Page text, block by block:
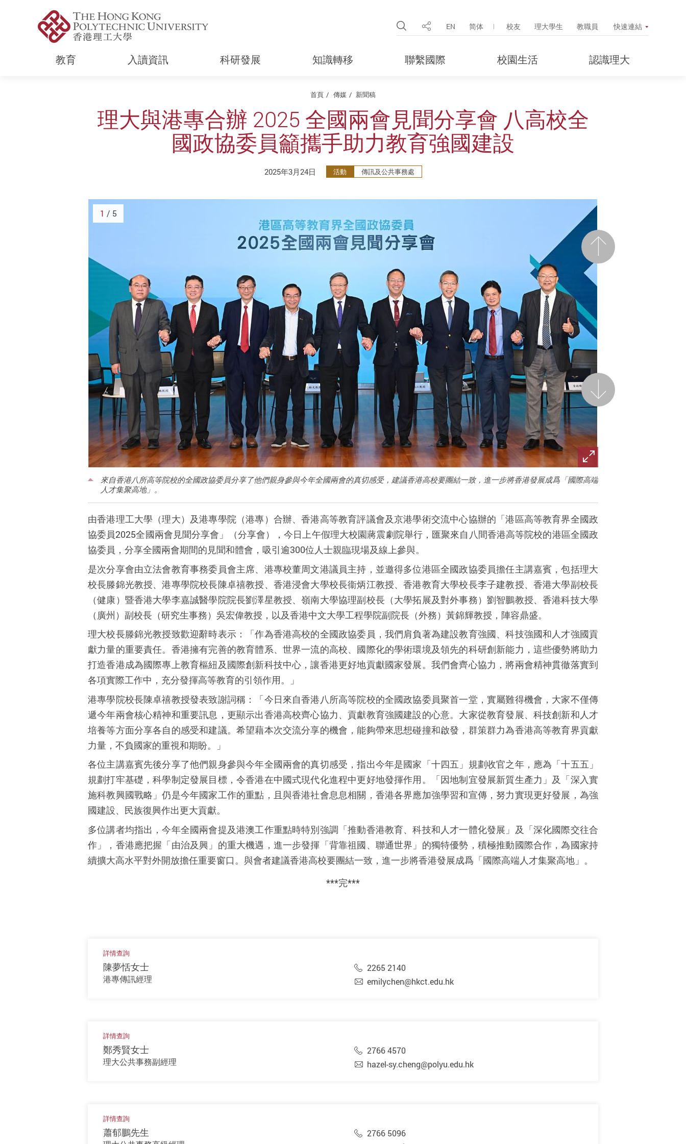
Open Site Search Popup
分享 EN 简体 校友 理大學生 教職員 快速連結
教育 入讀資訊 科研發展 知識轉移 聯繫國際 校園生活 認識理大
首頁 傳媒 新聞稿
理大與港專合辦 2025 全國兩會見聞分享會 八高校全
國政協委員籲攜手助力教育強國建設
2025年3月24日 活動 傳訊及公共事務處
前一頁
來自香港八所高等院校的全國政協委員分享了他們親身參與今年全國兩會的真切感受，建議香港高校要團結一致，進一步將香港發展成爲「國際高端
人才集聚高地」。
後一頁
1 / 5
由香港理工大學（理大）及港專學院（港專）合辦、香港高等教育評議會及京港學術交流中心協辦的「港區高等教育界全國政
協委員2025全國兩會見聞分享會」（分享會），今日上午假理大校園蔣震劇院舉行，匯聚來自八間香港高等院校的港區全國政
協委員，分享全國兩會期間的見聞和體會，吸引逾300位人士親臨現場及線上參與。
是次分享會由立法會教育事務委員會主席、港專校董周文港議員主持，並邀得多位港區全國政協委員擔任主講嘉賓，包括理大
校長滕錦光教授、港專學院校長陳卓禧教授、香港浸會大學校長衞炳江教授、香港教育大學校長李子建教授、香港大學副校長
（健康）暨香港大學李嘉誠醫學院院長劉澤星教授、嶺南大學協理副校長（大學拓展及對外事務）劉智鵬教授、香港科技大學
（廣州）副校長（研究生事務）吳宏偉教授，以及香港中文大學工程學院副院長（外務）黃錦輝教授，陣容鼎盛。
理大校長滕錦光教授致歡迎辭時表示：「作為香港高校的全國政協委員，我們肩負著為建設教育強國、科技強國和人才強國貢
獻力量的重要責任。香港擁有完善的教育體系、世界一流的高校、國際化的學術環境及領先的科研創新能力，這些優勢將助力
打造香港成為國際專上教育樞紐及國際創新科技中心，讓香港更好地貢獻國家發展。我們會齊心協力，將兩會精神貫徹落實到
各項實際工作中，充分發揮高等教育的引領作用。」
港專學院校長陳卓禧教授發表致謝詞稱：「今日來自香港八所高等院校的全國政協委員聚首一堂，實屬難得機會，大家不僅傳
遞今年兩會核心精神和重要訊息，更顯示出香港高校齊心協力、貢獻教育強國建設的心意。大家從教育發展、科技創新和人才
培養等方面分享各自的感受和建議。希望藉本次交流分享的機會，能夠帶來思想碰撞和啟發，群策群力為香港高等教育界貢獻
力量，不負國家的重視和期盼。」
各位主講嘉賓先後分享了他們親身參與今年全國兩會的真切感受，指出今年是國家「十四五」規劃收官之年，應為「十五五」
規劃打牢基礎，科學制定發展目標，令香港在中國式現代化進程中更好地發揮作用。「因地制宜發展新質生產力」及「深入實
施科教興國戰略」仍是今年國家工作的重點，且與香港社會息息相關，香港各界應加強學習和宣傳，努力實現更好發展，為強
國建設、民族復興作出更大貢獻。
多位講者均指出，今年全國兩會提及港澳工作重點時特別強調「推動香港教育、科技和人才一體化發展」及「深化國際交往合
作」，香港應把握「由治及興」的重大機遇，進一步發揮「背靠祖國、聯通世界」的獨特優勢，積極推動國際合作，為國家持
續擴大高水平對外開放擔任重要窗口。與會者建議香港高校要團結一致，進一步將香港發展成爲「國際高端人才集聚高地」。
***完***
詳情查詢
陳夢恬女士
港專傳訊經理
2265 2140
emilychen@hkct.edu.hk
詳情查詢
鄭秀賢女士
理大公共事務副經理
2766 4570
hazel-sy.cheng@polyu.edu.hk
詳情查詢
蕭郁鵬先生
2766 5096